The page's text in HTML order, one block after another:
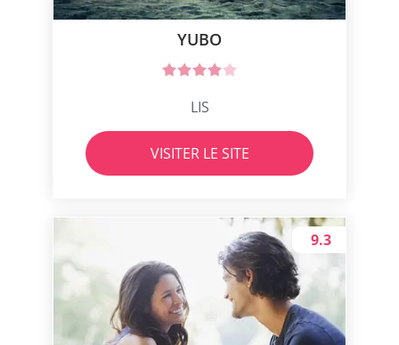
YUBO
LIS
VISITER LE SITE
9.3